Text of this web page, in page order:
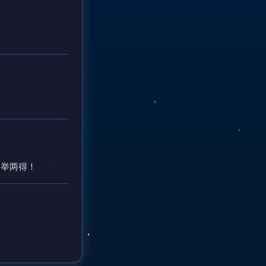
两得！